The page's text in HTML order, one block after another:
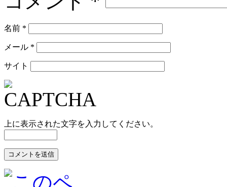
名前 *
メール *
サイト
上に表示された文字を入力してください。